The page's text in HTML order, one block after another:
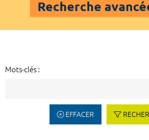
Recherche
Mots-clés :
EFFACER